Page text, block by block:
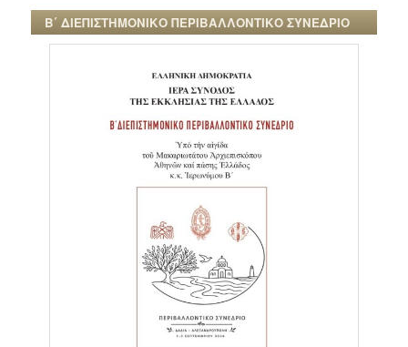
Β΄ ΔΙΕΠΙΣΤΗΜΟΝΙΚΟ ΠΕΡΙΒΑΛΛΟΝΤΙΚΟ ΣΥΝΕΔΡΙΟ